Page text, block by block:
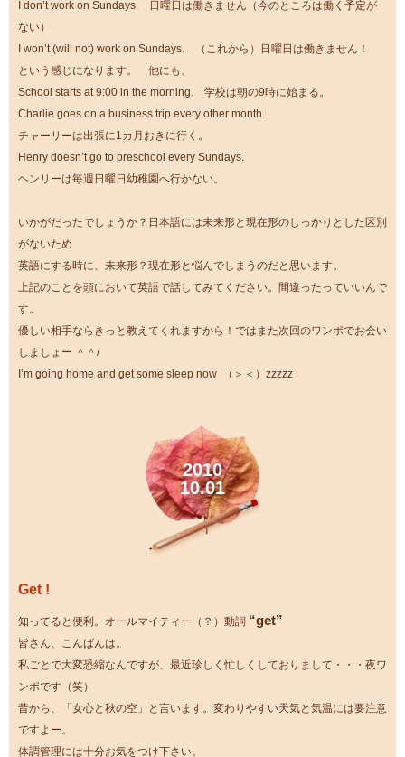
I don’t work on Sundays. 日曜日は働きません（今のところは働く予定が
ない）
I won’t (will not) work on Sundays. （これから）日曜日は働きません！
という感じになります。 他にも、
School starts at 9:00 in the morning. 学校は朝の9時に始まる。
Charlie goes on a business trip every other month.
チャーリーは出張に1カ月おきに行く。
Henry doesn’t go to preschool every Sundays.
ヘンリーは毎週日曜日幼稚園へ行かない。
いかがだったでしょうか？日本語には未来形と現在形のしっかりとした区別
がないため
英語にする時に、未来形？現在形と悩んでしまうのだと思います。
上記のことを頭において英語で話してみてください。間違ったっていいんで
す。
優しい相手ならきっと教えてくれますから！ではまた次回のワンポでお会い
しましょー ＾＾/
I’m going home and get some sleep now （＞＜）zzzzz
2010
10.01
Get !
知ってると便利。オールマイティー（？）動詞 “get”
皆さん、こんばんは。
私ごとで大変恐縮なんですが、最近珍しく忙しくしておりまして・・・夜ワ
ンポです（笑）
昔から、「女心と秋の空」と言います。変わりやすい天気と気温には要注意
ですよー。
体調管理には十分お気をつけ下さい。